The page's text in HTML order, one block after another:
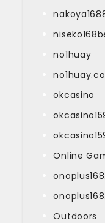
no1huay
okcasino
Online
Outdoors